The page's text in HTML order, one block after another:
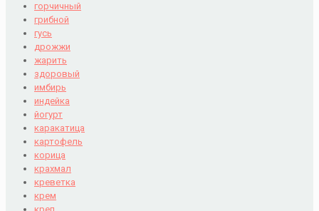
горчичный
грибной
гусь
дрожжи
жарить
здоровый
имбирь
индейка
йогурт
каракатица
картофель
корица
крахмал
креветка
крем